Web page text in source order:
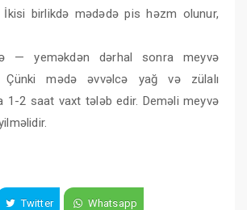
birlikdə mədədə pis həzm olunur,
— yeməkdən dərhal sonra meyvə
Çünki mədə əvvəlcə yağ və zülalı
1-2 saat vaxt tələb edir. Deməli meyvə
Twitter Whatsapp